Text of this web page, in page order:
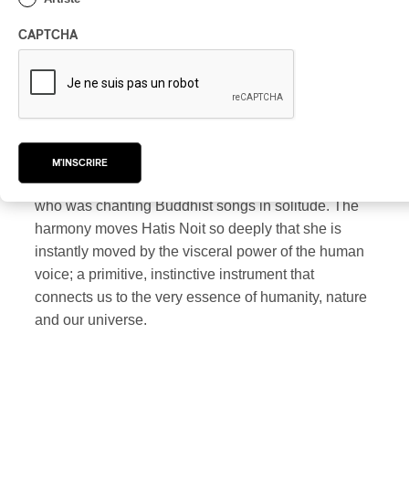
Gregorian chant, avant-garde and pop music. It was
at the age of 16, during a trip to Nepal to visit the
birthplace of Buddha, that she first glimpsed her
vocation. During a morning walk while staying at a
imperceptible chant. On closer examination, she
realized that the melody came from a female monk
who was chanting Buddhist songs in solitude. The
harmony moves Hatis Noit so deeply that she is
instantly moved by the visceral power of the human
voice; a primitive, instinctive instrument that
connects us to the very essence of humanity, nature
and our universe.
CAPTCHA
M'INSCRIRE